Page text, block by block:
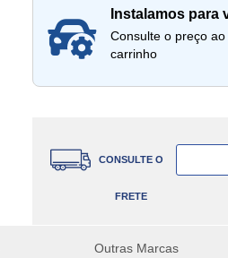
instalamos para
Consulte o preço ao adicionar ao
carrinho
CONSULTE O
FRETE
Outras Marcas